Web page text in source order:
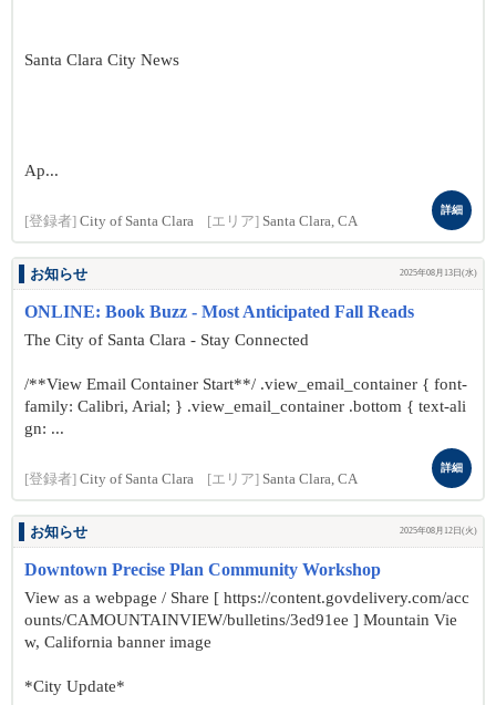
Santa Clara City News
Ap...
[登録者] City of Santa Clara [エリア] Santa Clara, CA
詳細
お知らせ 2025年08月13日(水)
ONLINE: Book Buzz - Most Anticipated Fall Reads
The City of Santa Clara - Stay Connected
/**View Email Container Start**/ .view_email_container { font-
family: Calibri, Arial; } .view_email_container .bottom { text-ali
gn: ...
[登録者] City of Santa Clara [エリア] Santa Clara, CA
詳細
お知らせ 2025年08月12日(火)
Downtown Precise Plan Community Workshop
View as a webpage / Share [ https://content.govdelivery.com/acc
ounts/CAMOUNTAINVIEW/bulletins/3ed91ee ] Mountain Vie
w, California banner image
*City Update*